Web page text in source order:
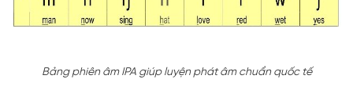
Bảng phiên âm IPA giúp luyện phát âm chuẩn quốc tế